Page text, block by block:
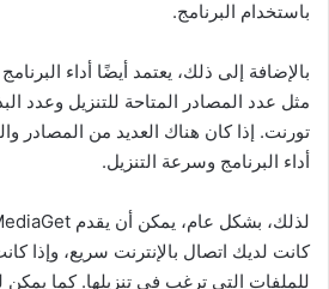
باستخدام البرنامج.
بالإضافة إلى ذلك، يعتمد أيضًا أداء
مثل عدد المصادر المتاحة للتنزيل وعدد
تورنت. إذا كان هناك العديد من المصادر
أداء البرنامج وسرعة التنزيل.
كانت لديك اتصال بالإنترنت سريع، وإذا
للملفات التي ترغب فى تنزيلها. كما يمكن